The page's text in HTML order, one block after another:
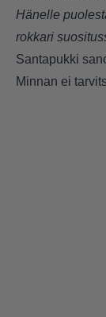
Hänelle
rokkari
Santapukki
Minnan ei